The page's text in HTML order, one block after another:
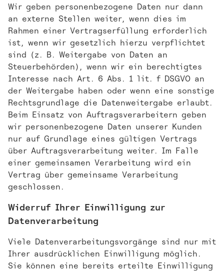
Wir geben personenbezogene Daten nur dann
an externe Stellen weiter, wenn dies im
Rahmen einer Vertragserfüllung erforderlich
ist, wenn wir gesetzlich hierzu verpflichtet
sind (z. B. Weitergabe von Daten an
Steuerbehörden), wenn wir ein berechtigtes
Interesse nach Art. 6 Abs. 1 lit. f DSGVO an
der Weitergabe haben oder wenn eine sonstige
Rechtsgrundlage die Datenweitergabe erlaubt.
Beim Einsatz von Auftragsverarbeitern geben
wir personenbezogene Daten unserer Kunden
nur auf Grundlage eines gültigen Vertrags
über Auftragsverarbeitung weiter. Im Falle
einer gemeinsamen Verarbeitung wird ein
Vertrag über gemeinsame Verarbeitung
geschlossen.
Widerruf Ihrer Einwilligung zur
Datenverarbeitung
Viele Datenverarbeitungsvorgänge sind nur mit
Ihrer ausdrücklichen Einwilligung möglich.
Sie können eine bereits erteilte Einwilligung